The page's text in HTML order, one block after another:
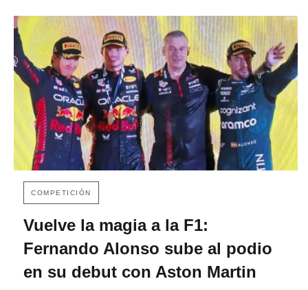
COMPETICIÓN
Vuelve la magia a la F1:
Fernando Alonso sube al podio
en su debut con Aston Martin